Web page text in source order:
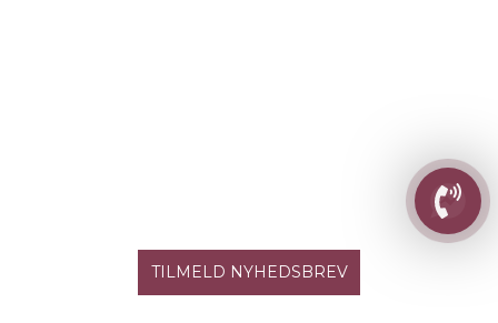
TILMELD NYHEDSBREV